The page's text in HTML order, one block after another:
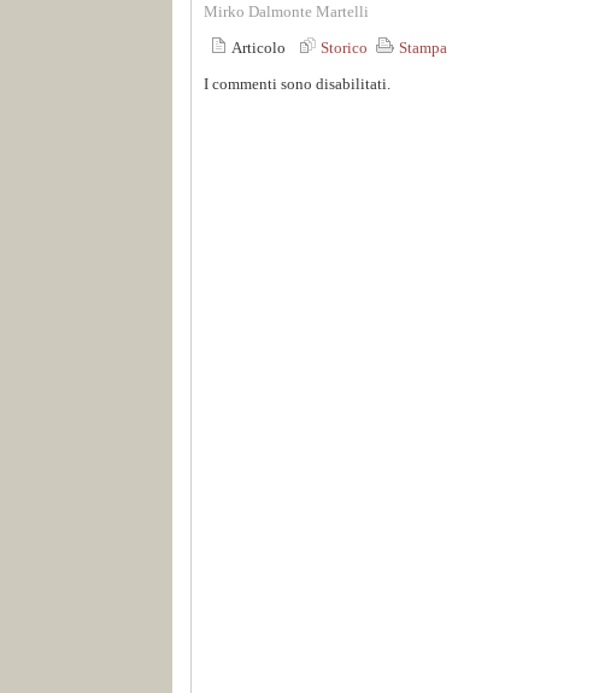
Mirko Dalmonte Martelli
Articolo Storico
Stampa
I commenti sono disabilitati.